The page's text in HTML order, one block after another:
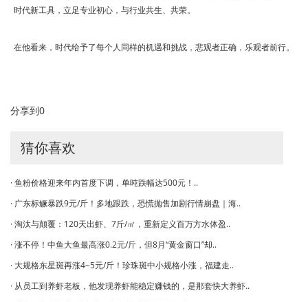
时代新工具，立足专业初心，与行业共生、共荣。
在他看来，时代给予了每个人同样的机遇和挑战，悲观者正确，乐观者前行。
分享到0
猜你喜欢
· 鱼粉价格迎来年内首度下调，单吨跌幅达500元！..
· 广东标鳜暴跌9元/斤！多地跟跌，恐慌抛售加剧行情崩盘｜海..
· 淘汰与颠覆：120天出虾、7斤/㎡，重新定义百万方水体盈..
· 涨不停！中鱼大鱼最高涨0.2元/斤，但8月“黄金窗口”却..
· 大规格东星斑再涨4~5元/斤！珍珠斑中小规格小涨，福建走..
· 从员工到养虾老板，他发现养虾能稳定赚钱的，是那套快大养虾..